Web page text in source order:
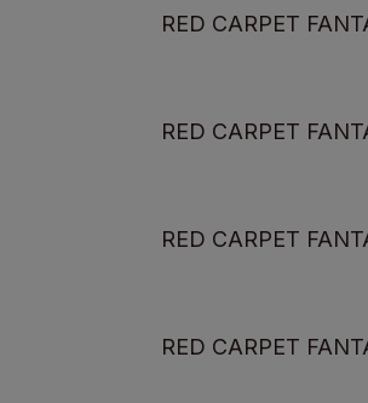
RED CARPET
RED CARPET
RED CARPET
RED CARPET